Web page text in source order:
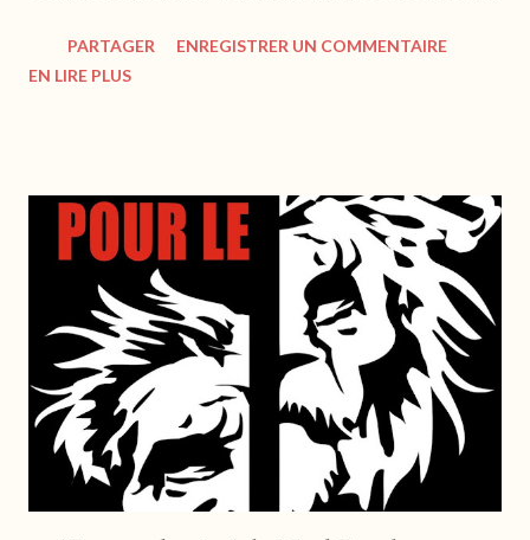
fois. C’est rien. Ça va passer. https://www.lisez.com Vince a
seize ans, homosexuel, il fantasme beaucoup et rêve d'une
finalement. L'auteur décrit très bien les sentiments confus,
survoltés des adolescents. On suit Vince et ses amis, qui
tâtonnent, se cherchent, se frôlent et s'entrechoquent. On
s'attache beaucoup à Vince au caractère aussi lunaire qu'entier.
On vit ses tourments intérieurs avec beaucoup ...
PARTAGER
ENREGISTRER UN COMMENTAIRE
EN LIRE PLUS